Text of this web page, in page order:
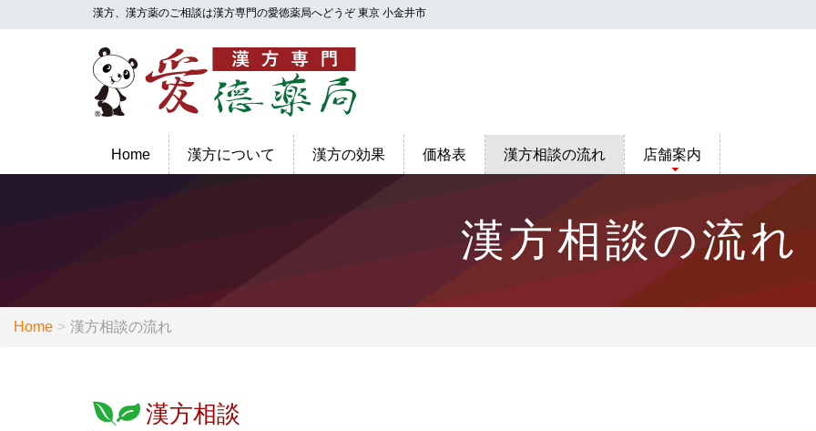
漢方、漢方薬のご相談は漢方専門の愛徳薬局へどうぞ 東京 小金井市
Home 漢方について 漢方の効果 価格表 漢方相談の流れ 店舗案内
漢方相談の流れ
Home 漢方相談の流れ
漢方相談